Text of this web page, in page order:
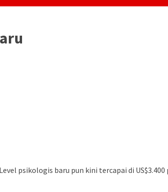
psikologis baru pun kini tercapai di